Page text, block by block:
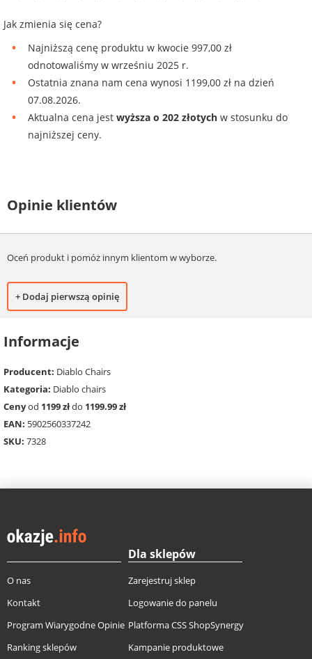
Jak zmienia się cena?
Najniższą cenę produktu w kwocie 997,00 zł
odnotowaliśmy w wrześniu 2025 r.
Ostatnia znana nam cena wynosi 1199,00 zł na dzień
07.08.2026.
Aktualna cena jest wyższa o 202 złotych w stosunku do
najniższej ceny.
Opinie klientów
Oceń produkt i pomóż innym klientom w wyborze.
+ Dodaj pierwszą opinię
Informacje
Producent: Diablo Chairs
Kategoria: Diablo chairs
Cenyod 1199 złdo 1199.99 zł
EAN: 5902560337242
SKU: 7328
O nas
Kontakt
Program Wiarygodne Opinie
Ranking sklepów
Dla sklepów
Zarejestruj sklep
Logowanie do panelu
Platforma CSS ShopSynergy
Kampanie produktowe